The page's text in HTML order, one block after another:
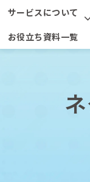
サービスについて
お役立ち資料一覧